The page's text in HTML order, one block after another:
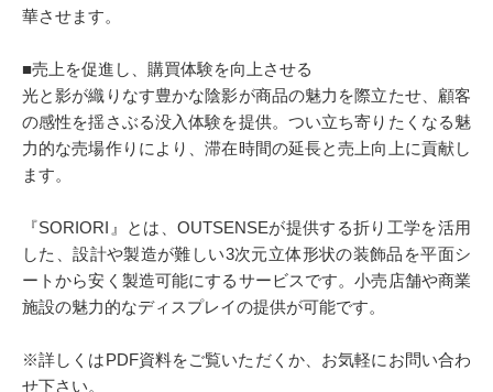
華させます。
■売上を促進し、購買体験を向上させる
光と影が織りなす豊かな陰影が商品の魅力を際立たせ、顧客
の感性を揺さぶる没入体験を提供。つい立ち寄りたくなる魅
力的な売場作りにより、滞在時間の延長と売上向上に貢献し
ます。
『SORIORI』とは、OUTSENSEが提供する折り工学を活用
した、設計や製造が難しい3次元立体形状の装飾品を平面シ
ートから安く製造可能にするサービスです。小売店舗や商業
施設の魅力的なディスプレイの提供が可能です。
※詳しくはPDF資料をご覧いただくか、お気軽にお問い合わ
せ下さい。